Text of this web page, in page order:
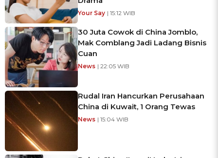
Your Say | 15:12 WIB
30 Juta Cowok di China Jomblo,
Mak Comblang Jadi Ladang Bisnis
Cuan
News | 22:05 WIB
Rudal Iran Hancurkan Perusahaan
China di Kuwait, 1 Orang Tewas
News | 15:04 WIB